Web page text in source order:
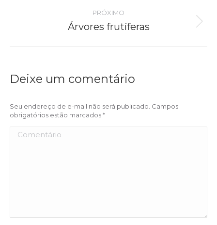
PRÓXIMO
Próximo
Árvores frutíferas
Deixe um comentário
Seu endereço de e-mail não será publicado. Campos
obrigatórios estão marcados*
Comentário